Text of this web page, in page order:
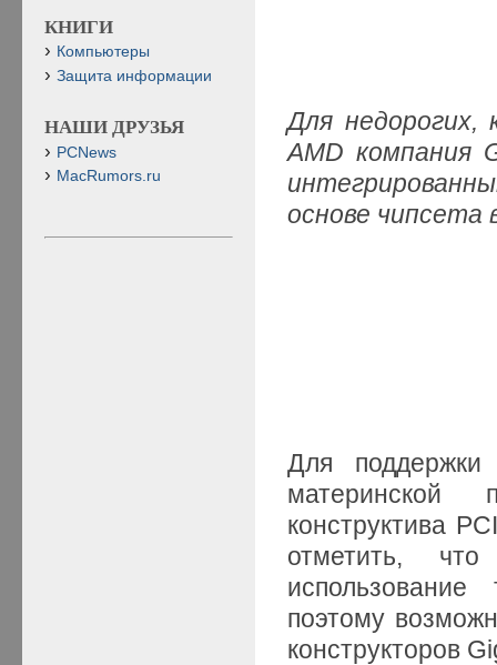
Для недорогих,
AMD компания
основе чипсета
Для поддержки
материнской
конструктива
отметить,
поэтому
конструкторов
КНИГИ
Компьютеры
Защита информации
НАШИ ДРУЗЬЯ
PCNews
MacRumors.ru